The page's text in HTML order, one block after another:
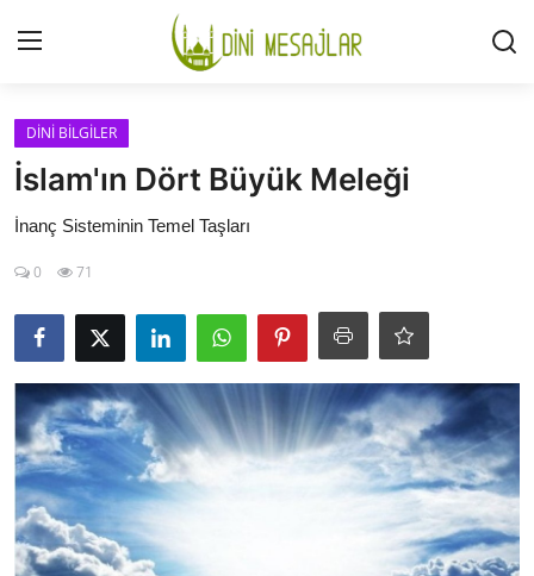
Giriş
HAKKIMIZDA
SURELER
NAMAZ
DUALAR
DİNİ BİLGİLER
İslam'ın Dört Büyük Meleği
İnanç Sisteminin Temel Taşları
0 71